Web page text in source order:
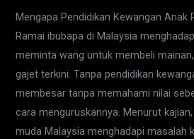
Mengapa Pendidikan Kewangan Anak
Ramai ibubapa di Malaysia
meminta wang untuk membeli
gajet terkini. Tanpa pendidikan
membesar tanpa memahami nilai
cara menguruskannya. Menurut
muda Malaysia menghadapi masalah
Hingga
Remaja